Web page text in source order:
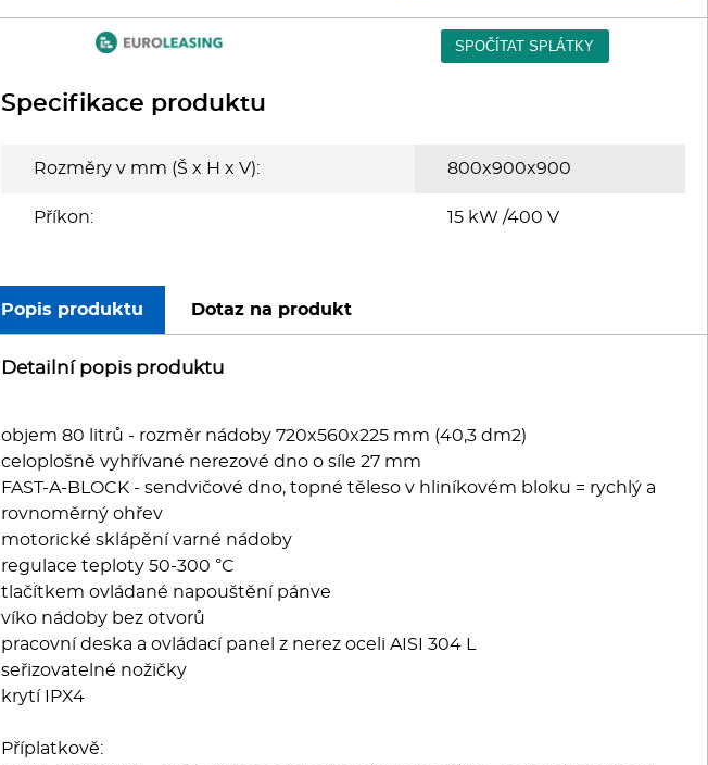
Specifikace produktu
Rozměry v mm (Š x H x V): 800x900x900
Příkon: 15 kW /400 V
Popis produktu
Detailní popis produktu
objem 80 litrů - rozměr nádoby 720x560x225 mm (40,3 dm2)
celoplošně vyhřívané nerezové dno o síle 27 mm
FAST-A-BLOCK - sendvičové dno, topné těleso v hliníkovém bloku = rychlý a
rovnoměrný ohřev
motorické sklápění varné nádoby
regulace teploty 50-300 °C
tlačítkem ovládané napouštění pánve
víko nádoby bez otvorů
pracovní deska a ovládací panel z nerez oceli AISI 304 L
seřizovatelné nožičky
krytí IPX4
Příplatkově:
Dotaz na produkt